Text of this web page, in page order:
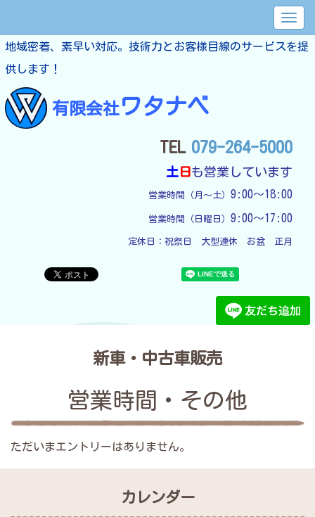
地域密着、素早い対応。技術力とお客様目線のサービスを提
供します！
有限会社ワタナベ
TEL 079-264-5000
土日も営業しています
営業時間（月～土） 9:00～18:00
営業時間（日曜日） 9:00～17:00
定休日： 祝祭日　大型連休　お盆　正月
新車・中古車販売
営業時間・その他
ただいまエントリーはありません。
カレンダー